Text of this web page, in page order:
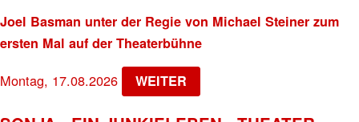
Joel Basman unter der Regie von Michael Steiner zum
ersten Mal auf der Theaterbühne
Montag, 17.08.2026 WEITER